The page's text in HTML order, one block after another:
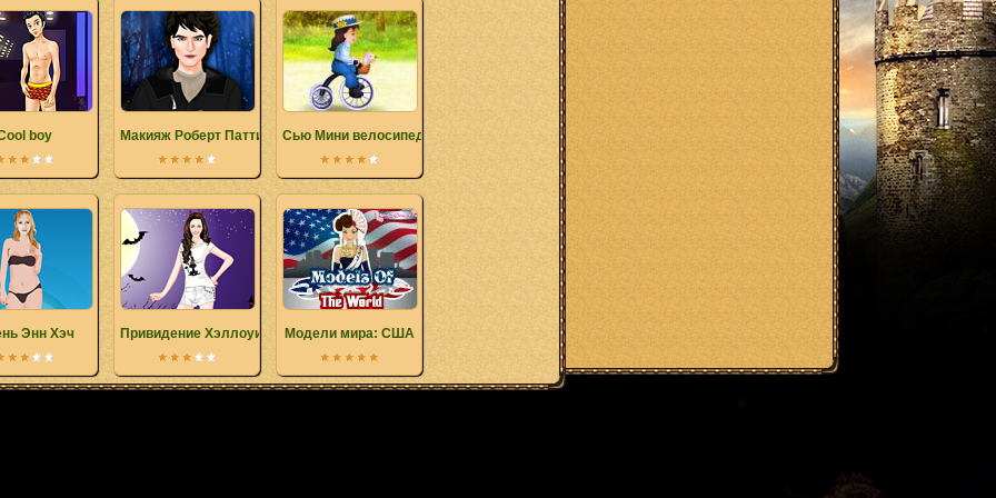
boy Макияж Роберт ПаттисонСью Мини велосипед
Энн Хэч Привидение Хэллоуина Модели мира: США